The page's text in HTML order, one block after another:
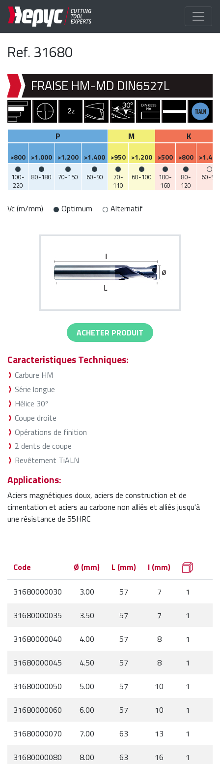
Ref. 31680
FRAISE HM-MD DIN6527L
P M K
>800 >1.000 >1.200 >1.400 >950 >1.200 >500 >800 >1.400
100-
220
80-180 70-150 60-90
70-
110
60-100
100-
160
80-
120
60-90
Vc (m/mm) Optimum Alternatif
ACHETER PRODUIT
Caracteristiques Techniques:
Carbure HM
Série longue
Hélice 30º
Coupe droite
Opérations de finition
2 dents de coupe
Revêtement TiALN
Applications:
Aciers magnétiques doux, aciers de construction et de
cimentation et aciers au carbone non alliés et alliés jusqu'à
une résistance de 55HRC
Code Ø (mm) L (mm) l (mm)
31680000030 3.00 57 7
1
31680000035
3.50 57 7
1
31680000040
4.00 57 8
1
31680000045
4.50 57 8
1
31680000050
5.00 57 10
1
31680000060
6.00 57 10
1
31680000070
7.00 63 13
1
31680000080
8.00 63 16
1